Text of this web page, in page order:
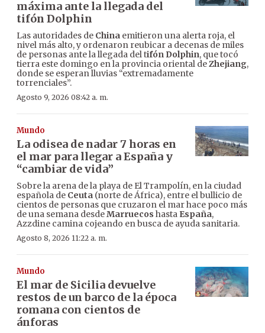
máxima ante la llegada del
tifón Dolphin
Las autoridades de China emitieron una alerta roja, el
nivel más alto, y ordenaron reubicar a decenas de miles
de personas ante la llegada del tifón Dolphin, que tocó
tierra este domingo en la provincia oriental deZhejiang,
donde se esperan lluvias “extremadamente
torrenciales”.
Agosto 9, 2026 08:42 a. m.
Mundo
La odisea de nadar 7 horas en
el mar para llegar a España y
“cambiar de vida”
Sobre la arena de la playa de El Trampolín, en la ciudad
española de Ceuta (norte de África), entre el bullicio de
cientos de personas que cruzaron el mar hace poco más
de una semana desdeMarruecos hasta España,
Azzdine camina cojeando en busca de ayuda sanitaria.
Agosto 8, 2026 11:22 a. m.
Mundo
El mar de Sicilia devuelve
restos de un barco de la época
romana con cientos de
ánforas